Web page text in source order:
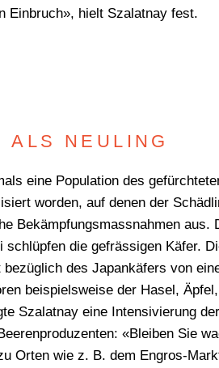
Einbruch», hielt Szalatnay fest.
ALS NEULING
eine Population des
worden, auf denen der
Bekämpfungsmassnahmen
schlüpfen die gefrässigen Käfer.
des Japankäfers von
beispielsweise der Hasel,
Szalatnay eine Intensivierung
«Bleiben Sie
Orten wie z. B. dem Engros-